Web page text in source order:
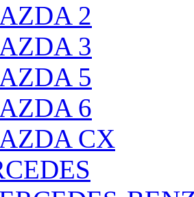
2
3
5
6
CX